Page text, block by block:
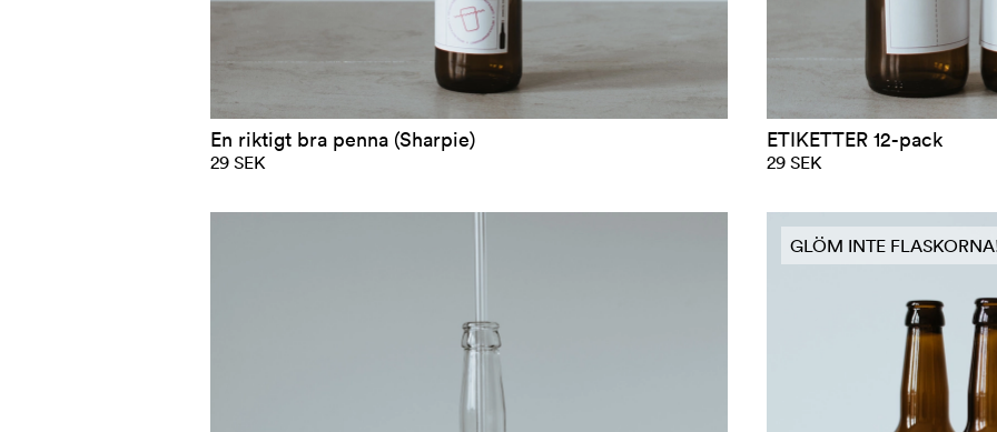
En riktigt bra penna (Sharpie)
29 SEK
ETIKETTER 12-pack
29 SEK
GLÖM INTE